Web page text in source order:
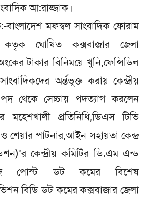
আ:রাজ্জাক।
বাংলাদেশ মফস্বল সাংবাদিক ফোরাম
ঘোষিত কক্সবাজার জেলা
টাকার বিনিময়ে খুনি,ফেন্সিডিল
অর্ন্তভূক্ত করায় কেন্দ্রীয়
থেকে সেচ্চায় পদত্যাগ করলেন
মহেশখালী প্রতিনিধি,ডিএস টিভি
শেয়ার পাটনার,আইন সহায়তা কেন্দ্র
কেন্দ্রীয় কমিটির ডি.এম এন্ড
পোস্ট ডট কমের বিশেষ
বিডি ডট কমের কক্সবাজার জেলা